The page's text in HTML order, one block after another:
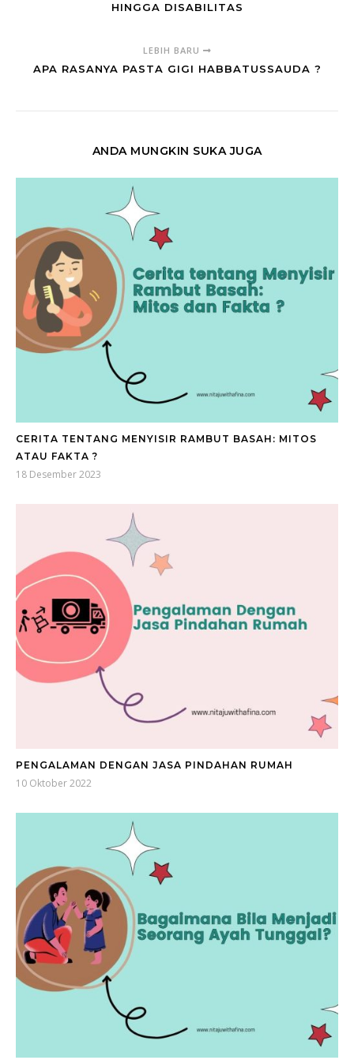
HINGGA DISABILITAS
LEBIH BARU
APA RASANYA PASTA GIGI HABBATUSSAUDA ?
ANDA MUNGKIN SUKA JUGA
CERITA TENTANG MENYISIR RAMBUT BASAH: MITOS
ATAU FAKTA ?
18 Desember 2023
PENGALAMAN DENGAN JASA PINDAHAN RUMAH
10 Oktober 2022